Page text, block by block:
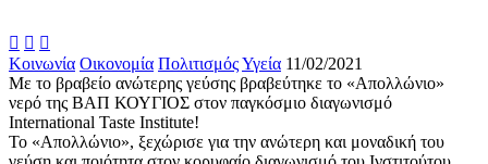
  
Κοινωνία Οικονομία ΠολιτισμόςΥγεία 11/02/2021
Με το βραβείο ανώτερης γεύσης βραβεύτηκε το «Απολλώνιο»
νερό της ΒΑΠ ΚΟΥΓΙΟΣ στον παγκόσμιο διαγωνισμό
International Taste Institute!
Το «Απολλώνιο», ξεχώρισε για την ανώτερη και μοναδική του